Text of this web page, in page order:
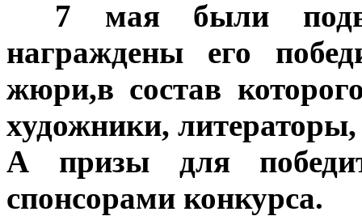
7 мая были
награждены его
жюри,в состав
художники,
А призы для
спонсорами конкурса.